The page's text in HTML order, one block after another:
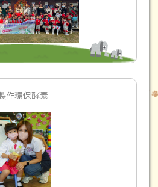
作環保酵素